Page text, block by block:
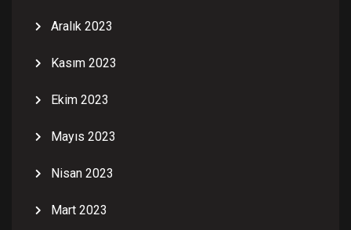
Aralık 2023
Kasım 2023
Ekim 2023
Mayıs 2023
Nisan 2023
Mart 2023